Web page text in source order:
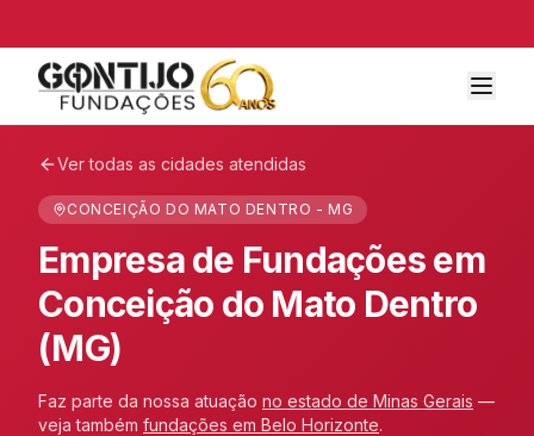
Ver todas as cidades atendidas
CONCEIÇÃO DO MATO DENTRO - MG
Empresa de Fundações em
Conceição do Mato Dentro
(MG)
Faz parte da nossa atuação no estado de Minas Gerais —
veja também fundações em Belo Horizonte.